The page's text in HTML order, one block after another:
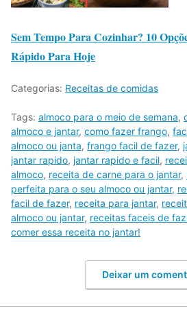
Sem Tempo Para Cozinhar? 10
Rápido Para Hoje
Categorias: Receitas de comidas
Tags: almoco para o meio de semana,
almoco e jantar, como fazer frango,
almoco ou janta, frango facil de fazer,
jantar rapido, jantar rapido e facil,
almoco, receita de carne para o jantar,
perfeita para o seu almoco ou jantar,
facil de fazer, receita para jantar,
almoco ou jantar, receitas faceis de
comer essa receita no jantar!
Deixar um